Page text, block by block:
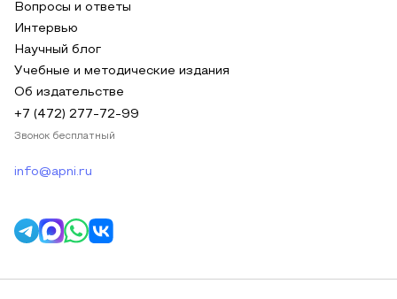
Вопросы и ответы
Интервью
Научный блог
Учебные и методические издания
Об издательстве
+7 (472) 277-72-99
Звонок бесплатный
info@apni.ru